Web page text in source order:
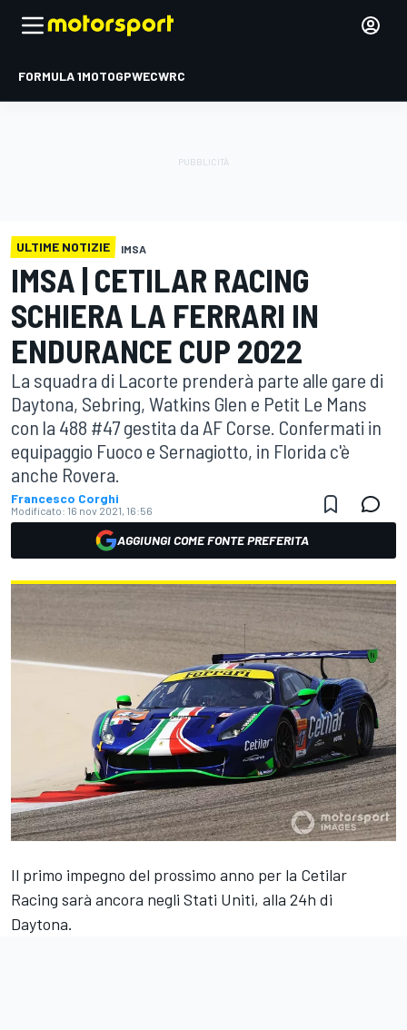
FORMULA 1MOTOGPWECWRC
ULTIME NOTIZIE IMSA
IMSA | CETILAR RACING
SCHIERA LA FERRARI IN
ENDURANCE CUP 2022
La squadra di Lacorte prenderà parte alle gare di
Daytona, Sebring, Watkins Glen e Petit Le Mans
con la 488 #47 gestita da AF Corse. Confermati in
equipaggio Fuoco e Sernagiotto, in Florida c'è
anche Rovera.
Francesco Corghi
Modificato: 16 nov 2021, 16:56
AGGIUNGI COME FONTE PREFERITA
Il primo impegno del prossimo anno per la Cetilar
Racing sarà ancora negli Stati Uniti, alla 24h di
Daytona.